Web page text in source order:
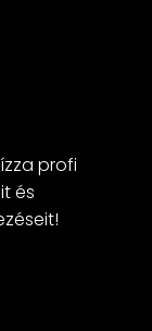
profi
és